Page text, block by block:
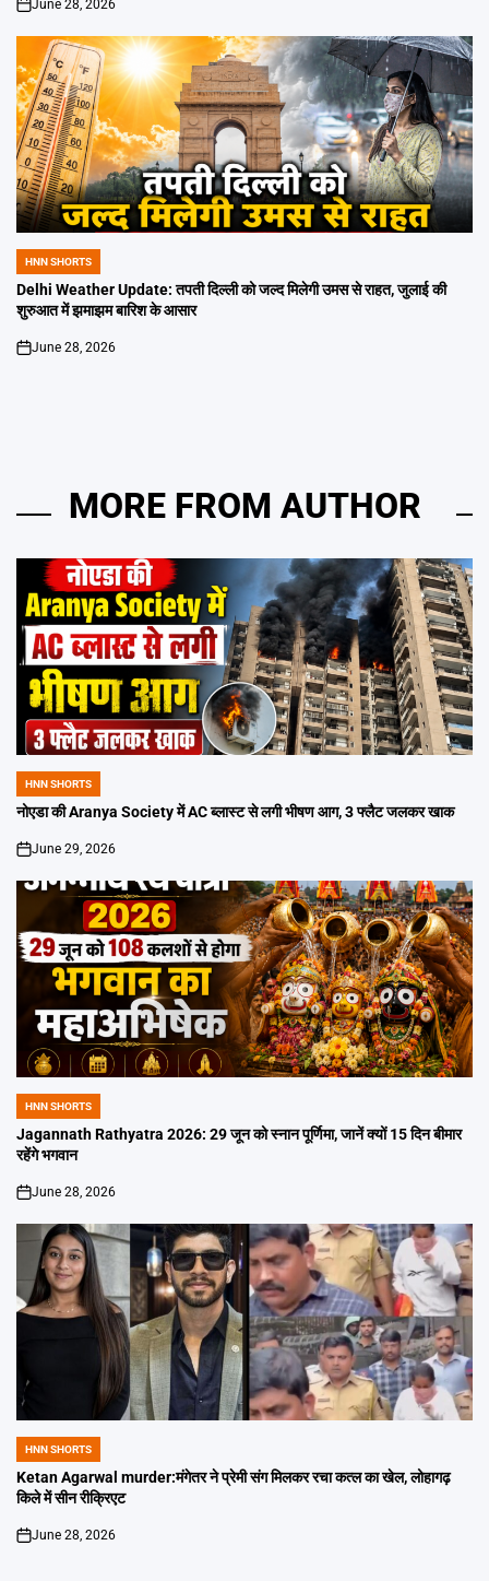
on
June 28, 2026
POSTED
IN
HNN SHORTS
Delhi Weather Update: तपती दिल्ली को जल्द मिलेगी उमस से राहत, जुलाई की
शुरुआत में झमाझम बारिश के आसार
on
June 28, 2026
MORE FROM AUTHOR
POSTED
IN
HNN SHORTS
नोएडा की Aranya Society में AC ब्लास्ट से लगी भीषण आग, 3 फ्लैट जलकर खाक
on
June 29, 2026
POSTED
IN
HNN SHORTS
Jagannath Rathyatra 2026: 29 जून को स्नान पूर्णिमा, जानें क्यों 15 दिन बीमार
रहेंगे भगवान
on
June 28, 2026
POSTED
IN
HNN SHORTS
Ketan Agarwal murder:मंगेतर ने प्रेमी संग मिलकर रचा कत्ल का खेल, लोहागढ़
किले में सीन रीक्रिएट
on
June 28, 2026